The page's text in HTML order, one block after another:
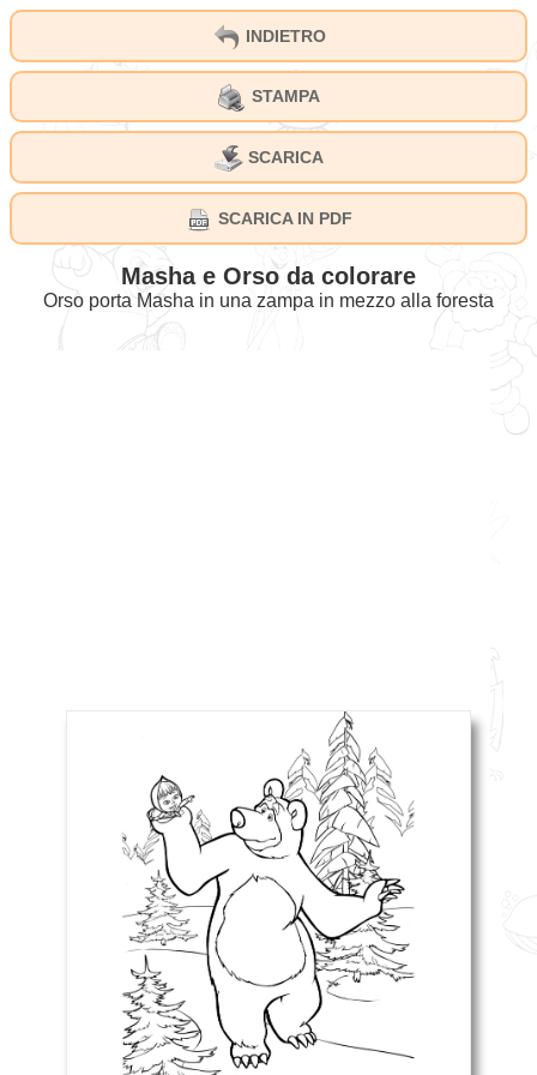
INDIETRO
STAMPA
SCARICA
SCARICA IN PDF
Masha e Orso da colorare
Orso porta Masha in una zampa in mezzo alla foresta